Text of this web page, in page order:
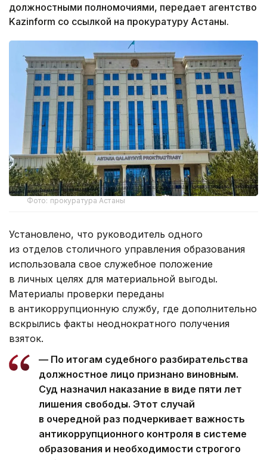
должностными полномочиями, передает агентство
Kazinform со ссылкой на прокуратуру Астаны.
Фото: прокуратура Астаны
Установлено, что руководитель одного
из отделов столичного управления образования
использовала свое служебное положение
в личных целях для материальной выгоды.
Материалы проверки переданы
в антикоррупционную службу, где дополнительно
вскрылись факты неоднократного получения
взяток.
— По итогам судебного разбирательства
должностное лицо признано виновным.
Суд назначил наказание в виде пяти лет
лишения свободы. Этот случай
в очередной раз подчеркивает важность
антикоррупционного контроля в системе
образования и необходимости строгого